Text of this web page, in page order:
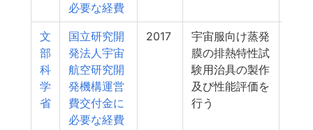
必要な経費
文
部
科
学
省
国立研究開
発法人宇宙
航空研究開
発機構運営
費交付金に
必要な経費
2017
宇宙服向け蒸発
膜の排熱特性試
験用治具の製作
及び性能評価を
行う